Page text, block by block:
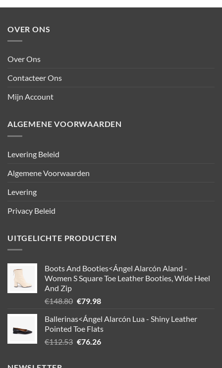
OVER ONS
Over Ons
Contacteer Ons
Mijn Account
ALGEMENE VOORWAARDEN
Levering Beleid
Algemene Voorwaarden
Levering
Privacy Beleid
UITGELICHTE PRODUCTEN
Boots And Booties<Ángel Alarcón Aland -
Women S Square Toe Leather Booties, Wide Heel
And Zip
€148.80 Oorspronkelijke
was:
€148.80.
€79.98Huidige
is:
€79.98.
Ballerinas<Ángel Alarcón Lua - Shiny Leather
Pointed Toe Flats
€112.53 Oorspronkelijke
€76.26Huidige